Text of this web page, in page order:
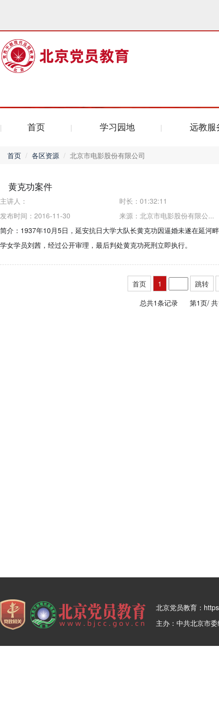
首页 学习园地 远教服
首页 各区资源 北京市电影股份有限公司
黄克功案件
主讲人： 时长： 01:32:11
发布时间：2016-11-30
来源： 北京市电影股份有限公...
简介：1937年10月5日，延安抗日大学大队长黄克功因逼婚未遂在延河
学女学员刘茜，经过公开审理，最后判处黄克功死刑立即执行。
首页 1
跳转
总共1条记录 第1页/
北京党员教育：
主办：中共北京市